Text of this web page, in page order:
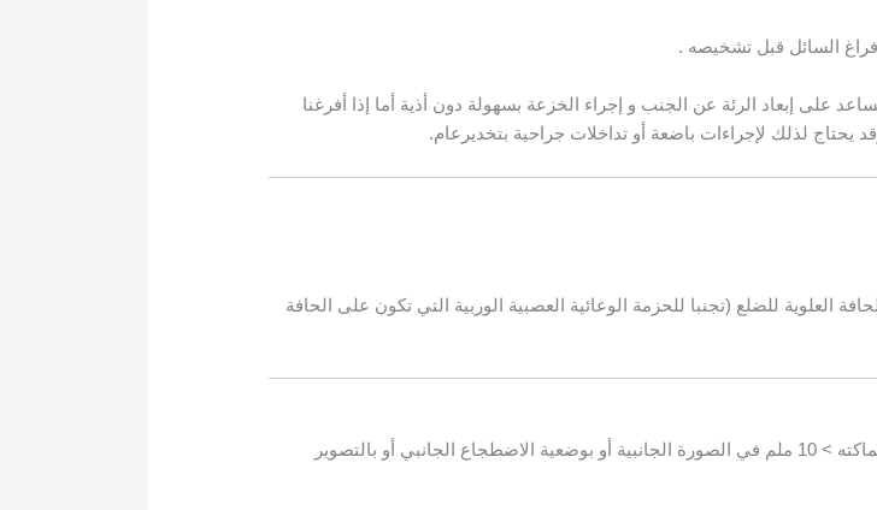
السائل قبل تشخيصه .
على إبعاد الرئة عن الجنب و إجراء الخزعة بسهولة دون أذية أما إذا أفرغنا
يحتاج لذلك لإجراءات باضعة أو تداخلات جراحية بتخديرعام.
العلوية للضلع (تجنبا للحزمة الوعائية العصبية الوربية التي تكون على الحافة
في الصورة
الجانبية أو بوضعية الاضطجاع الجانبي أو بالتصوير